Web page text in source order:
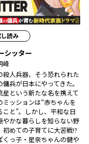
読み
シッター
峰
殺人兵器、そう恐れられた
傭兵が日本にやってきた。
星という新たな名を携えて
のミッションは“赤ちゃんを
こと”。しかし、平和な日
やかな暮らしを知らない野
初めての子育てに大苦戦!?
くっ子・星奈ちゃんの健や